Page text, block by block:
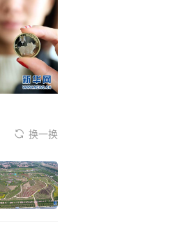
换一换